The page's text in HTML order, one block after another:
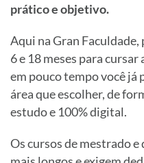
prático e objetivo.
Aqui na Gran
6 e 18 meses para cursar
em pouco tempo você já
área que escolher, de
estudo e 100% digital.
Os cursos de mestrado